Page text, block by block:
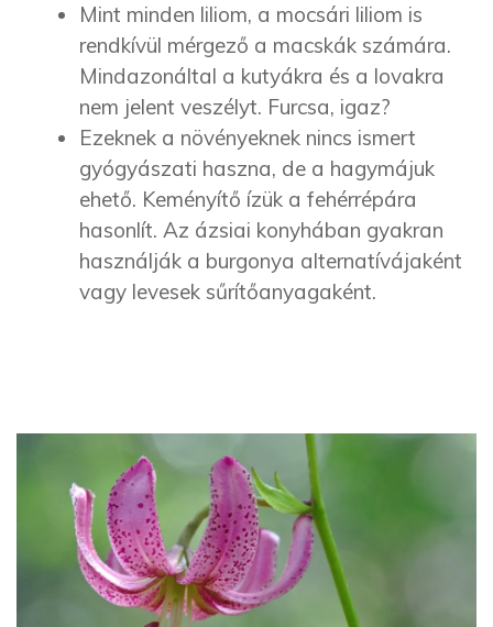
Mint minden liliom, a mocsári liliom is
rendkívül mérgező a macskák számára.
Mindazonáltal a kutyákra és a lovakra
nem jelent veszélyt. Furcsa, igaz?
Ezeknek a növényeknek nincs ismert
gyógyászati haszna, de a hagymájuk
ehető. Keményítő ízük a fehérrépára
hasonlít. Az ázsiai konyhában gyakran
használják a burgonya alternatívájaként
vagy levesek sűrítőanyagaként.